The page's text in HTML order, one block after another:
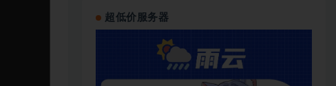
超低价服务器